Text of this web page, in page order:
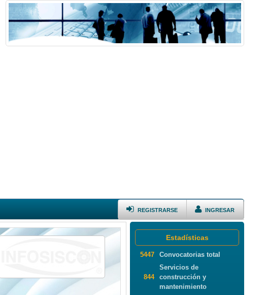
INGRESAR
REGISTRARSE
Estadísticas
5447 Convocatorias total
844
Servicios de
construcción y
mantenimiento